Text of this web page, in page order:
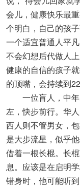
会儿，健康快乐最
个明白，自己的孩
一个适宜普通人平
不会幻想后代做人
健康的自信的孩子
的顶嘴，会持续到22
一位盲人，中年
左，快步前行。华
西人则不管男女，
是大步流星，似乎
借着一根长棍。长
息。应该是在启明
错身时，他可能听